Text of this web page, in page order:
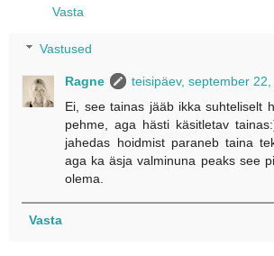
Vasta
Vastused
Ragne
teisipäev, september
Ei, see tainas jääb ikka suhteliselt
pehme, aga hästi käsitletav
jahedas hoidmist paraneb taina
aga ka äsja valminuna peaks see
olema.
Vasta